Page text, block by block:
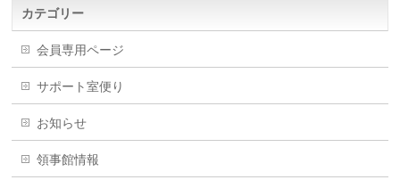
カテゴリー
会員専用ページ
サポート室便り
お知らせ
領事館情報